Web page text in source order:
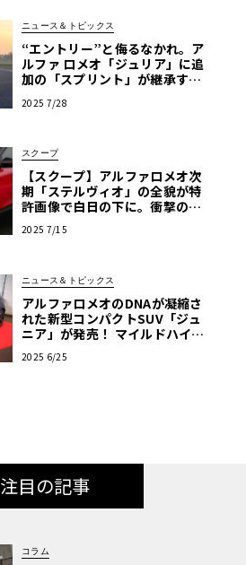
ニュース＆トピックス
“エントリー”と侮るなかれ。ア
ルファ ロメオ「ジュリア」に追
加の「スプリント」が継承する
2025 7/28
スクープ
【スクープ】アルファロメオ次
期「ステルヴィオ」の全貌が特
許画像で白日の下に。衝撃の前
ンを完全予想
2025 7/15
ニュース＆トピックス
アルファロメオのDNAが凝縮さ
れた新型コンパクトSUV「ジュ
ニア」が発売！ マイルドハイブ
インアップ
2025 6/25
注目の記事
コラム